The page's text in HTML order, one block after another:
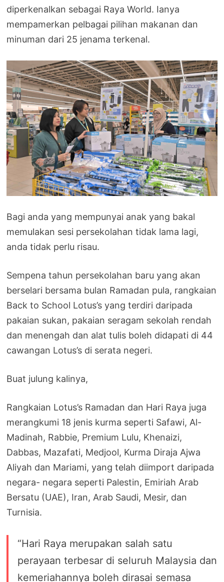
diperkenalkan sebagai Raya World. Ianya
mempamerkan pelbagai pilihan makanan dan
minuman dari 25 jenama terkenal.
Bagi anda yang mempunyai anak yang bakal
memulakan sesi persekolahan tidak lama lagi,
anda tidak perlu risau.
Sempena tahun persekolahan baru yang akan
berselari bersama bulan Ramadan pula, rangkaian
Back to School Lotus’s yang terdiri daripada
pakaian sukan, pakaian seragam sekolah rendah
dan menengah dan alat tulis boleh didapati di 44
cawangan Lotus’s di serata negeri.
Buat julung kalinya,
Rangkaian Lotus’s Ramadan dan Hari Raya juga
merangkumi 18 jenis kurma seperti Safawi, Al-
Madinah, Rabbie, Premium Lulu, Khenaizi,
Dabbas, Mazafati, Medjool, Kurma Diraja Ajwa
Aliyah dan Mariami, yang telah diimport daripada
negara- negara seperti Palestin, Emiriah Arab
Bersatu (UAE), Iran, Arab Saudi, Mesir, dan
Turnisia.
“Hari Raya merupakan salah satu
perayaan terbesar di seluruh Malaysia dan
kemeriahannya boleh dirasai semasa